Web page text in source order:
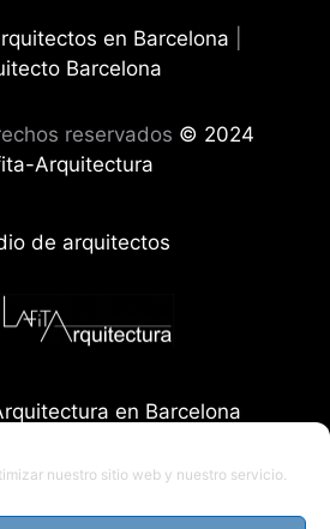
nuestro sitio web y nuestro servicio.
en Barcelona
Barcelona
reservados © 2024
Arquitectura
de arquitectos
en Barcelona